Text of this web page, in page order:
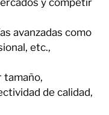
y competir
avanzadas como
etc.,
tamaño,
de calidad,